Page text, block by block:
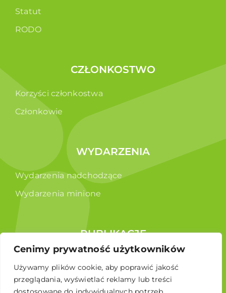
Cenimy prywatność użytkowników
Używamy plików cookie, aby poprawić jakość
przeglądania, wyświetlać reklamy lub treści
Statut
RODO
CZŁONKOSTWO
Korzyści członkostwa
Członkowie
WYDARZENIA
Wydarzenia nadchodzące
Wydarzenia minione
PUBLIKACJE
Raporty
Broszura edukacyjna